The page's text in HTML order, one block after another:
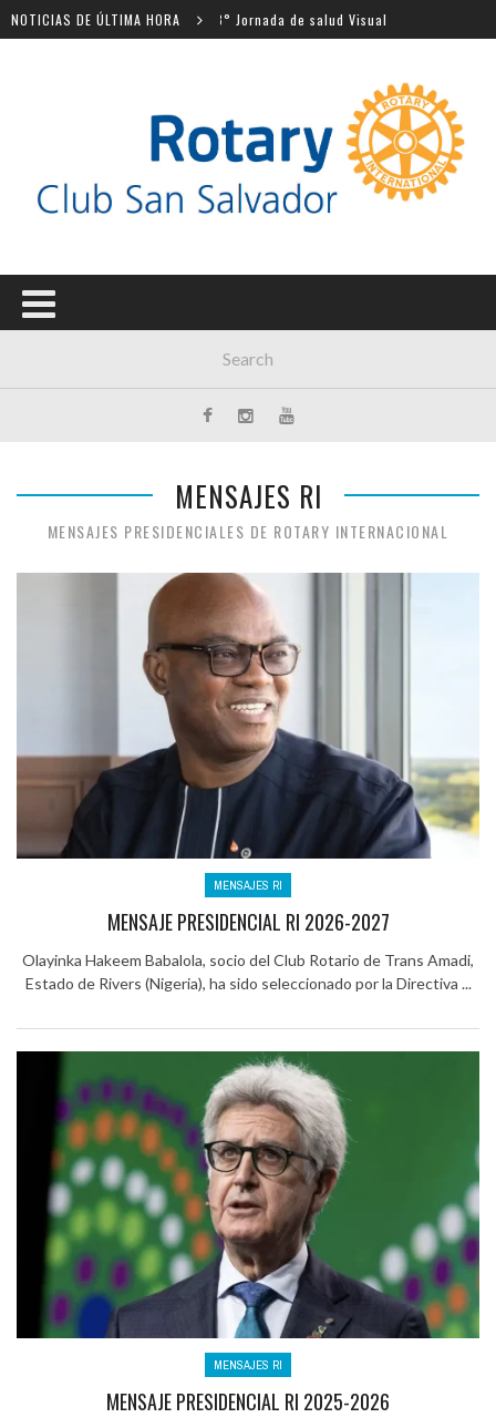
NOTICIAS DE ÚLTIMA HORA3° Jornada de salud Visual
MENSAJES RI
MENSAJES PRESIDENCIALES DE ROTARY INTERNACIONAL
MENSAJES RI
MENSAJE PRESIDENCIAL RI 2026-2027
Olayinka Hakeem Babalola, socio del Club Rotario de Trans Amadi,
Estado de Rivers (Nigeria), ha sido seleccionado por la Directiva ...
MENSAJES RI
MENSAJE PRESIDENCIAL RI 2025-2026